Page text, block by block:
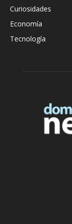
Curiosidades
Economía
Tecnología